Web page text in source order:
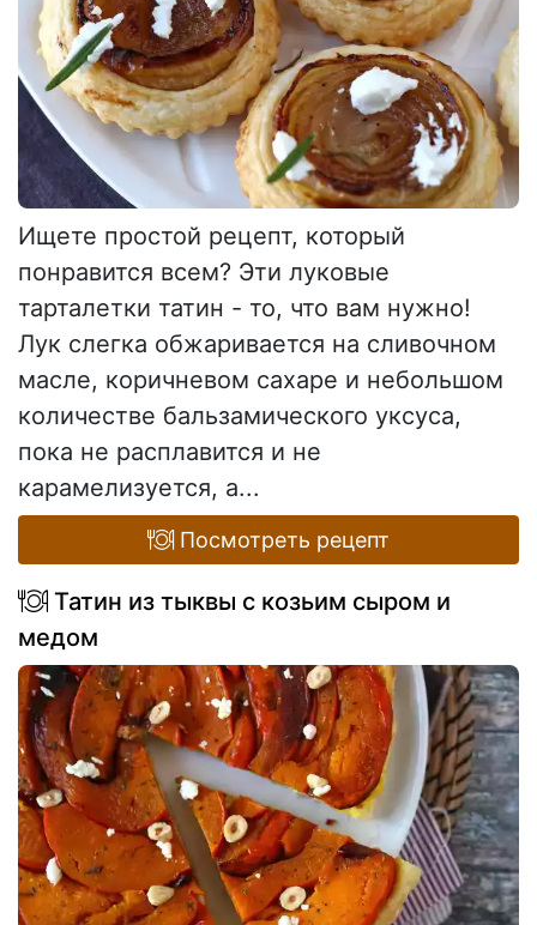
Ищете простой рецепт, который
понравится всем? Эти луковые
тарталетки татин - то, что вам нужно!
Лук слегка обжаривается на сливочном
масле, коричневом сахаре и небольшом
количестве бальзамического уксуса,
пока не расплавится и не
карамелизуется, а...
Посмотреть рецепт
Татин из тыквы с козьим сыром и
медом